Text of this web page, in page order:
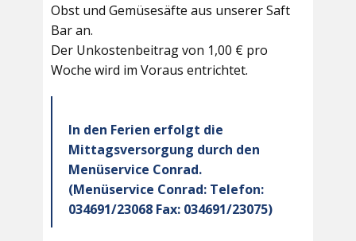
Obst und Gemüsesäfte aus unserer Saft
Bar an.
Der Unkostenbeitrag von 1,00 € pro
Woche wird im Voraus entrichtet.
In den Ferien erfolgt die
Mittagsversorgung durch den
Menüservice Conrad.
(Menüservice Conrad: Telefon:
034691/23068 Fax: 034691/23075)